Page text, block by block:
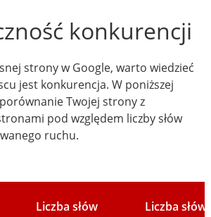
konkurencji
strony w Google, warto wiedzieć
jest konkurencja. W poniższej
Twojej strony z
pod względem liczby słów
ruchu.
Liczba słów
Liczba słów